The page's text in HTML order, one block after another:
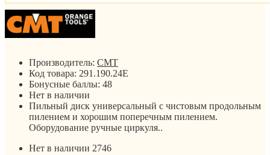
Производитель: CMT
Код товара: 291.190.24E
Бонусные баллы: 48
Нет в наличии
Пильный диск универсальный c чистовым продольным
пилением и хорошим поперечным пилением.
Оборудование ручные циркуля..
Нет в наличии 2746